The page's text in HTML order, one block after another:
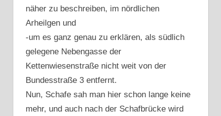
näher zu beschreiben, im nördlichen
Arheilgen und
-um es ganz genau zu erklären, als südlich
gelegene Nebengasse der
Kettenwiesenstraße nicht weit von der
Bundesstraße 3 entfernt.
Nun, Schafe sah man hier schon lange keine
mehr, und auch nach der Schafbrücke wird